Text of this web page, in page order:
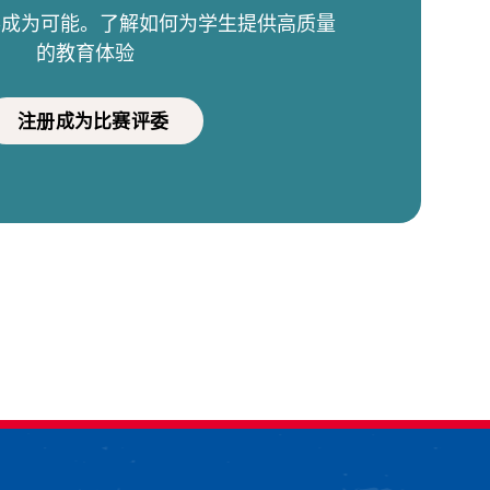
为可能。了解如何为学生提供高质量
的教育体验
注册成为比赛评委